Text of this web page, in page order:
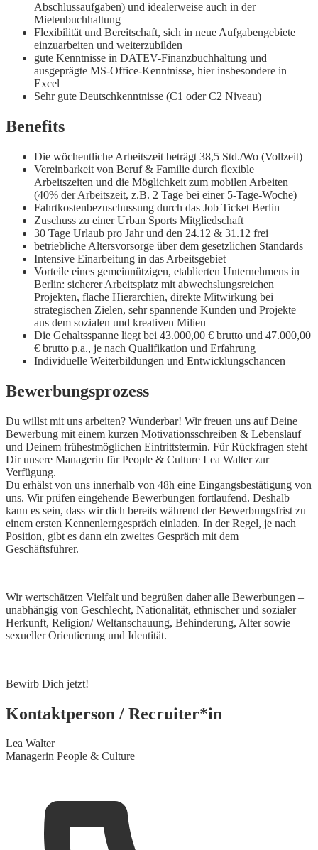
Abschlussaufgaben) und idealerweise auch in der
Mietenbuchhaltung
Flexibilität und Bereitschaft, sich in neue Aufgabengebiete
einzuarbeiten und weiterzubilden
gute Kenntnisse in DATEV-Finanzbuchhaltung und
ausgeprägte MS-Office-Kenntnisse, hier insbesondere in
Excel
Sehr gute Deutschkenntnisse (C1 oder C2 Niveau)
Benefits
Die wöchentliche Arbeitszeit beträgt 38,5 Std./Wo (Vollzeit)
Vereinbarkeit von Beruf & Familie durch flexible
Arbeitszeiten und die Möglichkeit zum mobilen Arbeiten
(40% der Arbeitszeit, z.B. 2 Tage bei einer 5-Tage-Woche)
Fahrtkostenbezuschussung durch das Job Ticket Berlin
Zuschuss zu einer Urban Sports Mitgliedschaft
30 Tage Urlaub pro Jahr und den 24.12 & 31.12 frei
betriebliche Altersvorsorge über dem gesetzlichen Standards
Intensive Einarbeitung in das Arbeitsgebiet
Vorteile eines gemeinnützigen, etablierten Unternehmens in
Berlin: sicherer Arbeitsplatz mit abwechslungsreichen
Projekten, flache Hierarchien, direkte Mitwirkung bei
strategischen Zielen, sehr spannende Kunden und Projekte
aus dem sozialen und kreativen Milieu
Die Gehaltsspanne liegt bei 43.000,00 € brutto und 47.000,00
€ brutto p.a., je nach Qualifikation und Erfahrung
Individuelle Weiterbildungen und Entwicklungschancen
Bewerbungsprozess
Du willst mit uns arbeiten? Wunderbar! Wir freuen uns auf Deine
Bewerbung mit einem kurzen Motivationsschreiben & Lebenslauf
und Deinem frühestmöglichen Eintrittstermin. Für Rückfragen steht
Dir unsere Managerin für People & Culture Lea Walter zur
Verfügung.
Du erhälst von uns innerhalb von 48h eine Eingangsbestätigung von
uns. Wir prüfen eingehende Bewerbungen fortlaufend. Deshalb
kann es sein, dass wir dich bereits während der Bewerbungsfrist zu
einem ersten Kennenlerngespräch einladen. In der Regel, je nach
Position, gibt es dann ein zweites Gespräch mit dem
Geschäftsführer.
Wir wertschätzen Vielfalt und begrüßen daher alle Bewerbungen –
unabhängig von Geschlecht, Nationalität, ethnischer und sozialer
Herkunft, Religion/ Weltanschauung, Behinderung, Alter sowie
sexueller Orientierung und Identität.
Bewirb Dich jetzt!
Kontaktperson / Recruiter*in
Lea Walter
Managerin People & Culture